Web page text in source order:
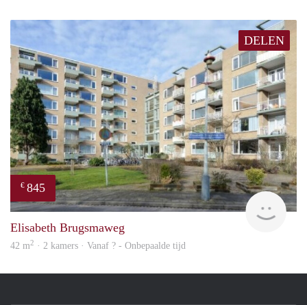
DELEN
€ 845
rent
Elisabeth Brugsmaweg
42 m2 · 2 kamers · Vanaf ? - Onbepaalde tijd